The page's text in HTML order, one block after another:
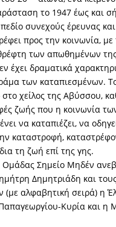
το 1947 έως και
συνεχούς έρευνας
προς την κοινωνία, με
των απωθημένων
έχει δραματικά
των καταπιεσμένων.
στο χείλος της Αβύσσου,
ζωής που η κοινωνία
να καταπιέζει, να
καταστροφή,
τη ζωή επί της γης.
Σημείο Μηδέν
Δημητριάδη και
αλφαβητική σειρά) η
Κυρία και η